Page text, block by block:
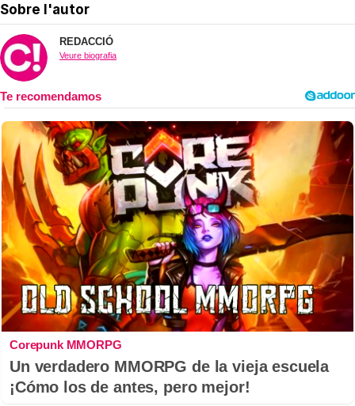
Sobre l'autor
REDACCIÓ
Veure biografia
Corepunk MMORPG
Un verdadero MMORPG de la vieja escuela
¡Cómo los de antes, pero mejor!